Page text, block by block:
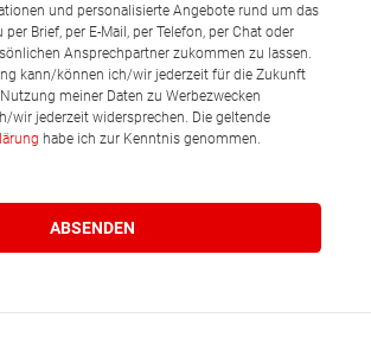
und personalisierte Angebote rund um das
per Brief, per E-Mail, per Telefon, per Chat oder
Ansprechpartner zukommen zu lassen.
kann/können ich/wir jederzeit für die Zukunft
Nutzung meiner Daten zu Werbezwecken
wir jederzeit widersprechen. Die geltende
habe ich zur Kenntnis genommen.